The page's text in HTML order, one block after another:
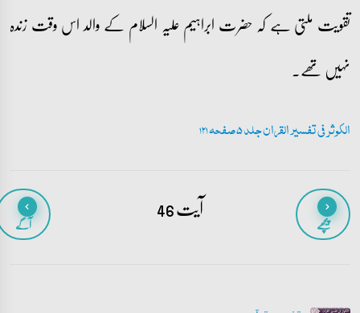
تقویت ملتی ہے کہ حضرت ابراہیم علیہ السلام کے والد اس وقت زندہ
نہیں تھے۔
الکوثر فی تفسیر القران جلد 5 صفحہ 121
پیچھے آیت 46 آگے